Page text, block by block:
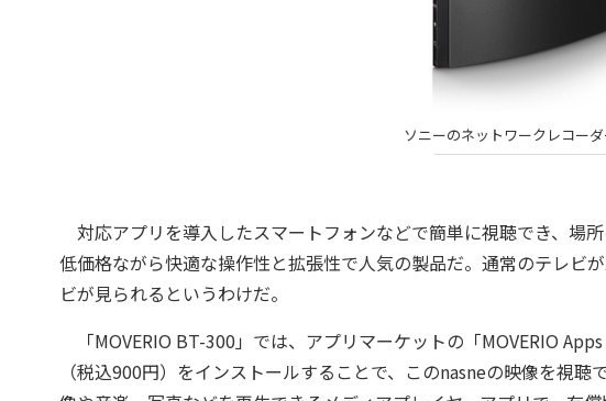
ソニーのネットワークレコーダ
対応アプリを導入したスマートフォンなどで簡単に視聴でき、場
低価格ながら快適な操作性と拡張性で人気の製品だ。通常のテレビ
ビが見られるというわけだ。
「MOVERIO BT-300」では、アプリマーケットの「MOVERIO
（税込900円）をインストールすることで、このnasneの映像を視